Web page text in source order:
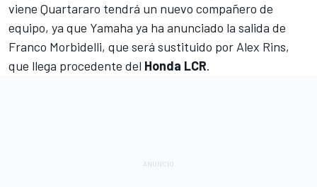
viene Quartararo tendrá un nuevo compañero de
equipo, ya que Yamaha ya ha anunciado la salida de
Franco Morbidelli, que será sustituido por Alex Rins,
que llega procedente del Honda LCR.